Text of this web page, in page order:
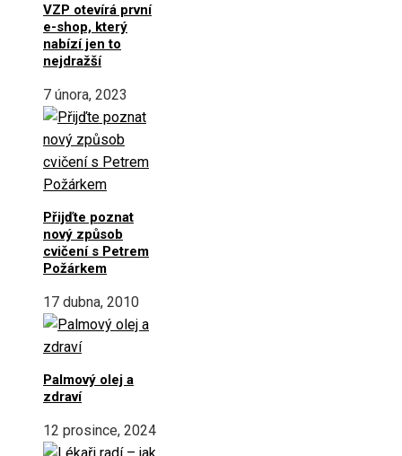
VZP otevírá první
e-shop, který
nabízí jen to
nejdražší
7 února, 2023
Přijďte poznat
nový způsob
cvičení s Petrem
Požárkem
17 dubna, 2010
Palmový olej a
zdraví
12 prosince, 2024